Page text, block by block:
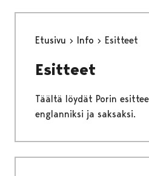
Etusivu Info Esitteet
Esitteet
Täältä löydät Porin
englanniksi ja saksaksi.